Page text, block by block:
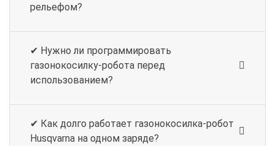
ровную стрижку газона. Благодаря продуманной
сложных участках. Высокая точность и безопасность
работы позволяют использовать робота даже в
присутствии детей и домашних животных.
Газонокосилки-роботы Husqvarna идеально подойдут
владельцам частных домов, садоводам и
профессиональным ландшафтным дизайнерам,
рельефом?
✔ Нужно ли программировать
газонокосилку-робота перед
использованием?
✔ Как долго работает газонокосилка-робот
Husqvarna на одном заряде?